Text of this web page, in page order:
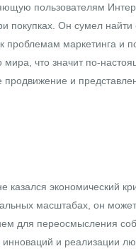
пользователям
покупках. Он сумел найти
проблемам маркетинга и
мира, что значит по-
продвижение и
казался экономический
масштабах, он может
для переосмысления
и реализации